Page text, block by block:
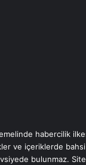
habercilik
ve içeriklerde
bulunmaz.